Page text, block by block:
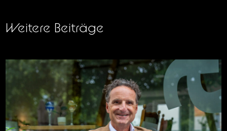
Weitere Beiträge